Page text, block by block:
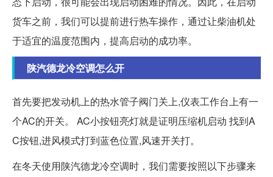
货车之前，我们可以提前进行热车操作，通过让柴油机处
于适宜的温度范围内，提高启动的成功率。
陕汽德龙冷空调怎么开
首先要把发动机上的热水管子阀门关上,仪表工作台上有一
个AC的开关。 AC小按钮亮灯就是证明压缩机启动 找到A
C按钮,进风模式打到蓝色位置,风速开关打。
在冬天使用陕汽德龙冷空调时，我们需要按照以下步骤来